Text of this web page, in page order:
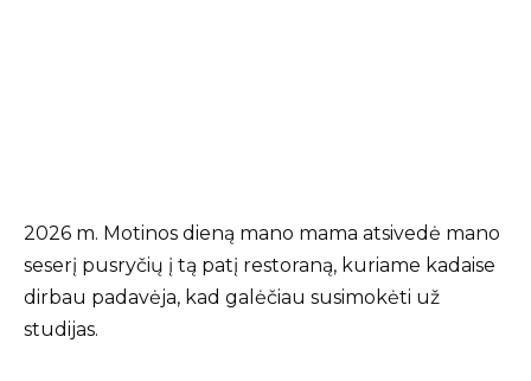
2026 m. Motinos dieną mano mama atsivedė mano
seserį pusryčių į tą patį restoraną, kuriame kadaise
dirbau padavėja, kad galėčiau susimokėti už
studijas.